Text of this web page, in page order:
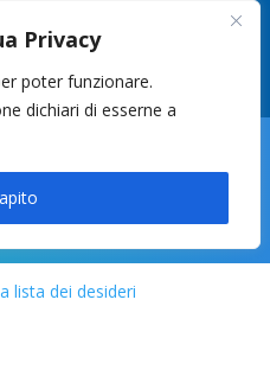
Privacy
poter funzionare.
dichiari di esserne a
/ 14:30-17
lista dei desideri